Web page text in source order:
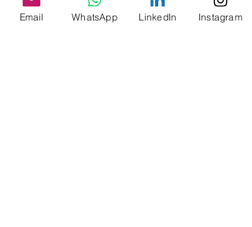
Email WhatsApp LinkedIn Instagram